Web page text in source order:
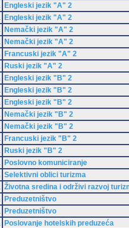
Engleski jezik "A" 2
Engleski jezik "A" 2
Nemački jezik "A" 2
Nemački jezik "A" 2
Francuski jezik "A" 2
Ruski jezik "A" 2
Engleski jezik "B" 2
Engleski jezik "B" 2
Engleski jezik "B" 2
Nemački jezik "B" 2
Nemački jezik "B" 2
Francuski jezik "B" 2
Ruski jezik "B" 2
Poslovno komuniciranje
Selektivni oblici turizma
Životna sredina i održivi razvoj
Preduzetništvo
Preduzetništvo
Poslovanje hotelskih preduzeća